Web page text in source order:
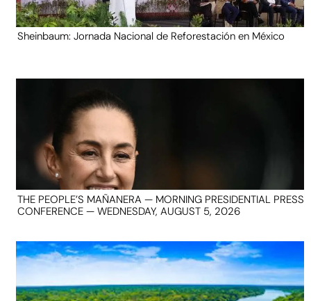
Sheinbaum: Jornada Nacional de Reforestación en México
THE PEOPLE’S MAÑANERA — MORNING PRESIDENTIAL PRESS
CONFERENCE — WEDNESDAY, AUGUST 5, 2026